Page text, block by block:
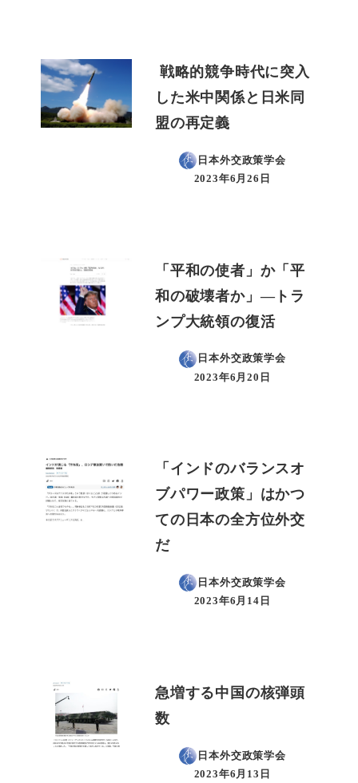
戦略的競争時代に突入
した米中関係と日米同
盟の再定義
日本外交政策学会
投稿日
2023年6月26日
「平和の使者」か「平
和の破壊者か」―トラ
ンプ大統領の復活
日本外交政策学会
投稿日
2023年6月20日
「インドのバランスオ
ブパワー政策」はかつ
ての日本の全方位外交
だ
日本外交政策学会
投稿日
2023年6月14日
急増する中国の核弾頭
数
日本外交政策学会
2023年6月13日